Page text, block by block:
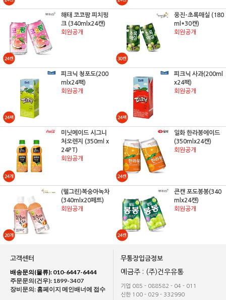
해태 코코팜 피치핑
크 (340mlx24캔)
회원공개
웅진-초록매실 (180
ml*30캔)
회원공개
피크닉 청포도(200
mlx24팩)
회원공개
피크닉 사과(200ml
x24팩)
회원공개
미닛메이드 시그니
처오렌지 (350ml x
24PT)
회원공개
일화 한라봉에이드
(350mlx24캔)
회원공개
(웰그린)복숭아녹차
(340mlx20페트)
회원공개
큰캔 포도봉봉(340
mlx24캔)
회원공개
고객센터
배송문의(물류): 010-6447-6444
주문문의(건우): 1899-3407
장비문의: 홈페이지 메인배너에 접수
무통장입금정보
예금주 : (주)건우유통
기업 085 - 088582 - 04 - 011
신한 100 - 029 - 332990